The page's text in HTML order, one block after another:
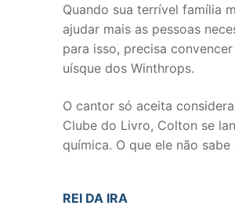
Quando sua terrível família
ajudar mais as pessoas
para isso, precisa
uísque dos Winthrops.
O cantor só aceita
Clube do Livro, Colton se
química. O que ele não
REI DA IRA